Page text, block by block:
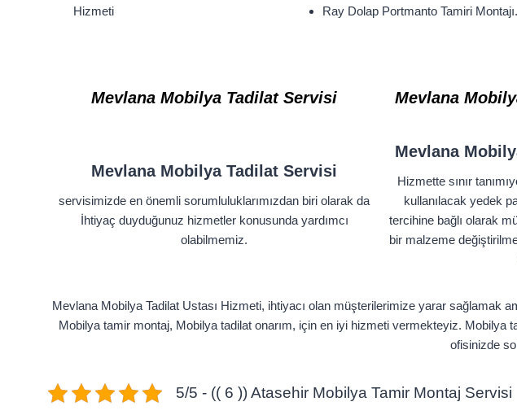
Hizmeti
Ray Dolap Portmanto Tamiri Montajı.
MevlanaMobilya Tadilat Servisi Mevlana
Mevlana Mobilya Tadilat Servisi
servisimizde en önemli sorumluluklarımızdan biri olarak da
İhtiyaç duyduğunuz hizmetler konusunda yardımcı
olabilmemiz.
Mevlana
Hizmette sınır
kullanılacak yedek
tercihine bağlı olarak
bir malzeme
Mevlana Mobilya Tadilat Ustası Hizmeti, ihtiyacı olan müşterilerimize yarar sağlamak
Mobilya tamir montaj, Mobilya tadilat onarım, için en iyi hizmeti vermekteyiz. Mobilya
ofisinizde
5/5 - (( 6 )) Atasehir Mobilya Tamir Montaj Servisi